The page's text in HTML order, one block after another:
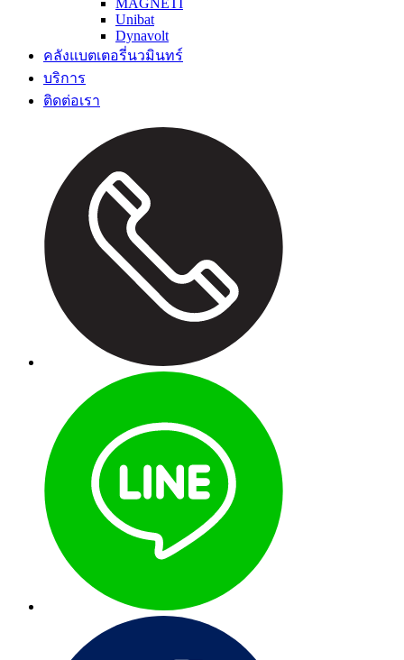
MAGNETI
Unibat
Dynavolt
คลังแบตเตอรี่นวมินทร์
บริการ
ติดต่อเรา